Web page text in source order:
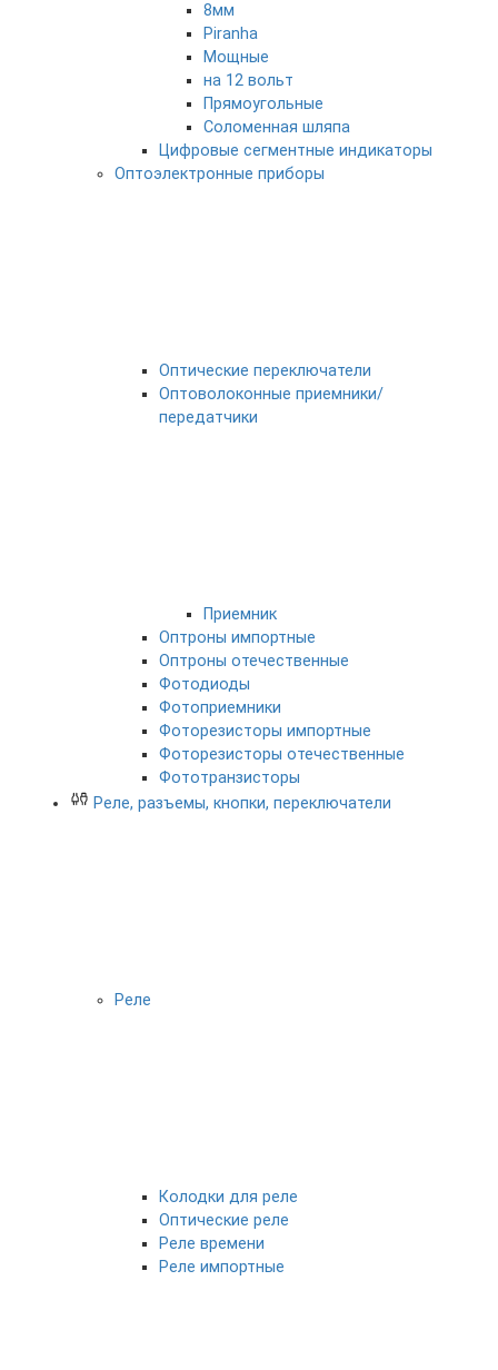
8мм
Piranha
Мощные
на 12 вольт
Прямоугольные
Соломенная шляпа
Цифровые сегментные индикаторы
Оптоэлектронные приборы
Оптические переключатели
Оптоволоконные приемники/
передатчики
Приемник
Оптроны импортные
Оптроны отечественные
Фотодиоды
Фотоприемники
Фоторезисторы импортные
Фоторезисторы отечественные
Фототранзисторы
Реле, разъемы, кнопки, переключатели
Реле
Колодки для реле
Оптические реле
Реле времени
Реле импортные